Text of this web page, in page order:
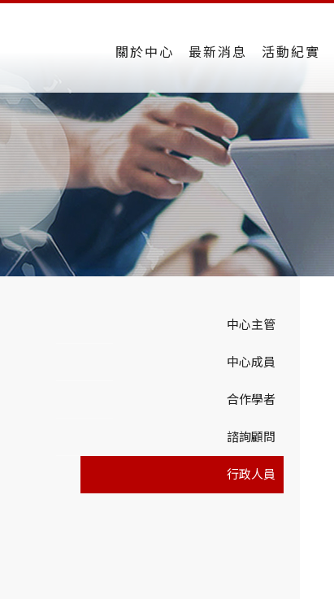
關於中心 最新消息 活動紀實
中心主管
中心成員
合作學者
諮詢顧問
行政人員